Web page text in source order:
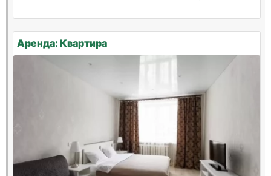
Аренда: Квартира